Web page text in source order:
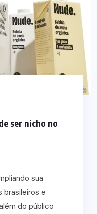
ser nicho no
sua
brasileiros e
do público